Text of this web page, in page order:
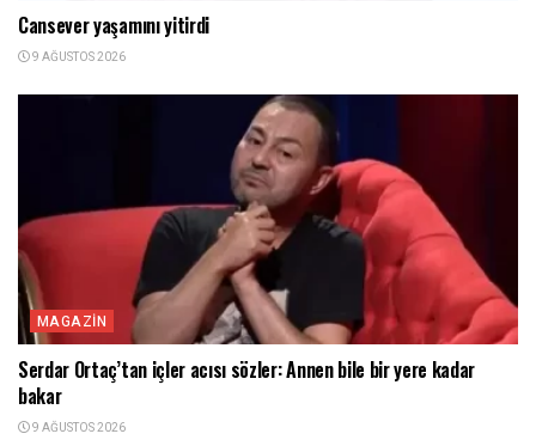
Cansever yaşamını yitirdi
9 AĞUSTOS 2026
MAGAZIN
Serdar Ortaç’tan içler acısı sözler: Annen bile bir yere kadar
bakar
9 AĞUSTOS 2026